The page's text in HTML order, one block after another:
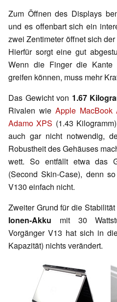
Zum Öffnen des Displays
und es offenbart sich ein
zwei Zentimeter öffnet sich der
Hierfür sorgt eine gut
Wenn die Finger die Kante
greifen können, muss mehr
Das Gewicht von 1.67
Rivalen wie Apple MacBook
Adamo XPS (1.43
auch gar nicht notwendig,
Robustheit des Gehäuses
wett. So entfällt etwa das
(Second Skin-Case), denn
V130 einfach nicht.
Zweiter Grund für die
Ionen-Akku mit 30
Vorgänger V13 hat sich in
Kapazität) nichts verändert.